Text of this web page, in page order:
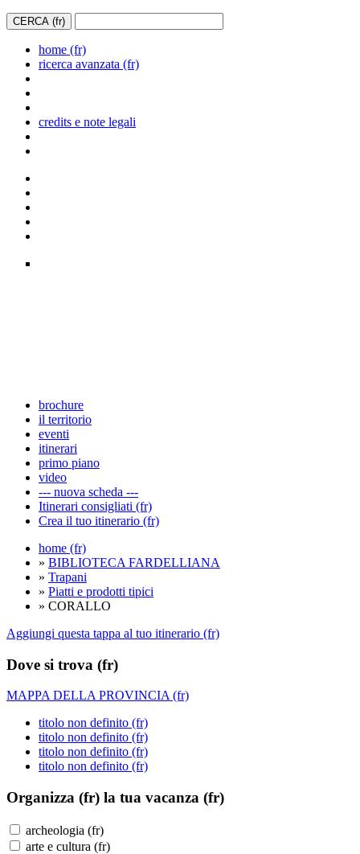
home (fr)
ricerca avanzata (fr)
credits e note legali
brochure
il territorio
eventi
itinerari
primo piano
video
--- nuova scheda ---
Itinerari consigliati (fr)
Crea il tuo itinerario (fr)
home (fr)
» BIBLIOTECA FARDELLIANA
» Trapani
» Piatti e prodotti tipici
» CORALLO
Aggiungi questa tappa al tuo itinerario (fr)
Dove si trova (fr)
MAPPA DELLA PROVINCIA (fr)
titolo non definito (fr)
titolo non definito (fr)
titolo non definito (fr)
titolo non definito (fr)
Organizza (fr) la tua vacanza (fr)
archeologia (fr)
arte e cultura (fr)